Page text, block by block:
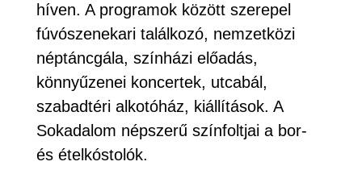
híven. A programok között szerepel
fúvószenekari találkozó, nemzetközi
néptáncgála, színházi előadás,
könnyűzenei koncertek, utcabál,
szabadtéri alkotóház, kiállítások. A
Sokadalom népszerű színfoltjai a bor-
és ételkóstolók.